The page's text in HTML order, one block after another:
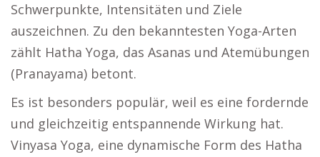
Schwerpunkte, Intensitäten und Ziele
auszeichnen. Zu den bekanntesten Yoga-Arten
zählt Hatha Yoga, das Asanas und Atemübungen
(Pranayama) betont.
Es ist besonders populär, weil es eine fordernde
und gleichzeitig entspannende Wirkung hat.
Vinyasa Yoga, eine dynamische Form des Hatha